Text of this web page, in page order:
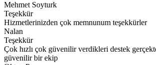
Mehmet Soyturk
Teşekkür
Hizmetlerinizden çok memnunum teşekkürler
Nalan
Teşekkür
Çok hızlı çok güvenilir verdikleri destek
güvenilir bir ekip